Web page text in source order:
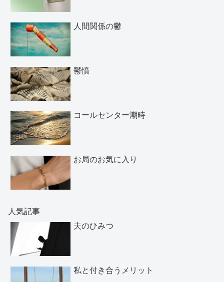
人間関係の鬱
鬱憤
コールセンター潮時
お局のお気に入り
人気記事
夫のひみつ
私と付き合うメリット